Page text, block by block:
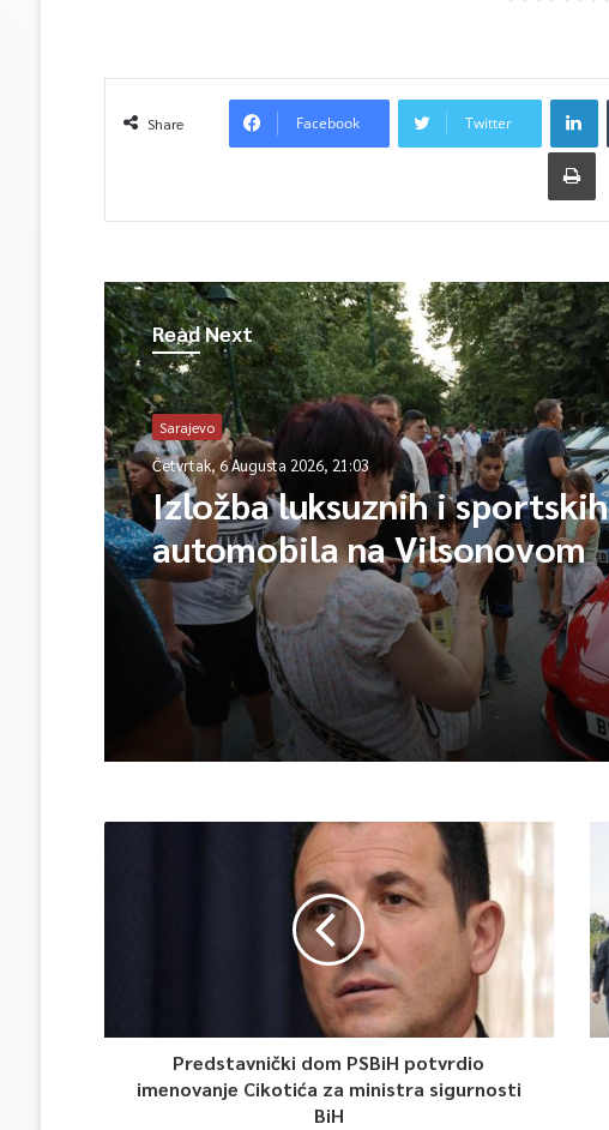
Share Facebook Twitter
Read Next
Sarajevo
Četvrtak, 6 Augusta 2026, 21:03
Izložba luksuznih i sportskih
automobila na Vilsonovom
Predstavnički dom PSBiH potvrdio
imenovanje Cikotića za ministra sigurnosti
BiH